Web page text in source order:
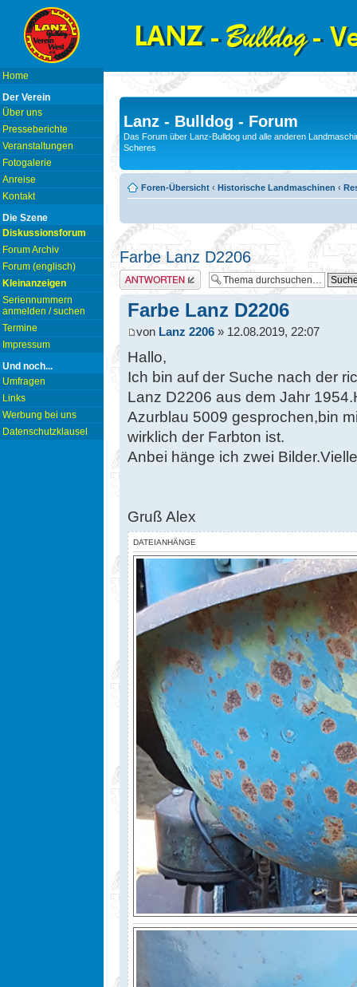
Home
Der Verein
Über uns
Presseberichte
Veranstaltungen
Fotogalerie
Anreise
Kontakt
Die Szene
Diskussionsforum
Forum Archiv
Forum (englisch)
Kleinanzeigen
Seriennummern
anmelden / suchen
Termine
Impressum
Und noch...
Umfragen
Links
Werbung bei uns
Datenschutzklausel
Lanz - Bulldog - Forum
Das Forum über Lanz-Bulldog und alle anderen
Scheres
Foren-Übersicht ‹ Historische Landmaschinen ‹
Farbe Lanz D2206
Antwort erstellen
Farbe Lanz D2206
von Lanz 2206 » 12.08.2019, 22:07
Hallo,
Ich bin auf der Suche nach der
Lanz D2206 aus dem Jahr
Azurblau 5009 gesprochen,bin
wirklich der Farbton ist.
Anbei hänge ich zwei
Gruß Alex
DATEIANHÄNGE